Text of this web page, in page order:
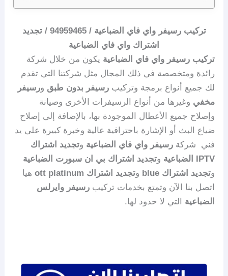
تركيب رسيفر واي فاي الضباعية / 94959465 / تجديد
اشتراك واي فاي الضباعية
تركيب رسيفر واي فاي الضباعية يكون من خلال شركة
رائدة ومتخصصة في ذلك المجال مثل شركتنا التي تقدم
لك جميع أنواع برمجة وتركيب رسيفر بدون طبق ورسيفر
مخفي وغيرها من أنواع الرسيفرات الأخرى وصيانة
وإصلاح جميع الأعطال الموجودة بها، بالإضافة إلى إصلاح
ضياع البث أو الإشارة باحترافية عالية وخبرة كبيرة على يد
فني شركةرسيفر واي فاي الضباعية وتجديد اشتراك
IPTV الضباعية
وتجديد اشتراك بي ان سبورت الضباعية
وتجديد اشتراك blue وتجديد اشتراك ott platinum
هيا
اتصل بنا الآن وتمتع بخدمات تركيب رسيفر وايرلس
الضباعية
التي لا حدود لها.